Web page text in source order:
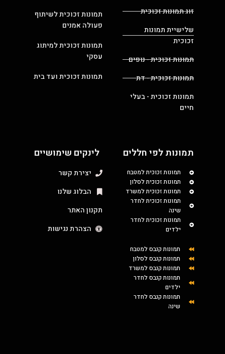
זוג תמונות זכוכית
שלישיית תמונות
זכוכית
תמונות זכוכית - נופים
תמונות זכוכית - דת
תמונות זכוכית - בעלי
חיים
תמונות זכוכית לשיתוף
פעולה אמנים
תמונות זכוכית למיתוג
עסקי
תמונות זכוכית ועד בית
תמונות לפי חללים
תמונות זכוכית למטבח
תמונות זכוכית לסלון
תמונות זכוכית למשרד
תמונות זכוכית לחדר
שינה
תמונות זכוכית לחדר
ילדים
תמונות קנבס למטבח
תמונות קנבס לסלון
תמונות קנבס למשרד
תמונות קנבס לחדר
ילדים
תמונות קנבס לחדר
שינה
לינקים שימושיים
יצירת קשר
הבלוג שלנו
תקנון האתר
הצהרת נגישות